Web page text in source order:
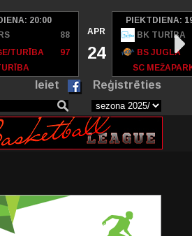
20:00
88
TURĪBA
97
APR
24
PIEKTDIENA:
BK TURĪBA
BS JUGLA
SC
Ieiet Reģistrēties